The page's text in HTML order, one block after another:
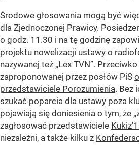
Środowe głosowania mogą być
dla Zjednoczonej Prawicy.
o godz. 11.30 i na tę godzinę
projektu nowelizacji ustawy o
nazywanej też „Lex TVN”.
zaproponowanej przez posłów PiS
przedstawiciele Porozumienia. Bez
szukać poparcia dla ustawy poza
pojawiają się doniesienia o tym, że
zagłosować przedstawiciele
niezależni, a także kilku z